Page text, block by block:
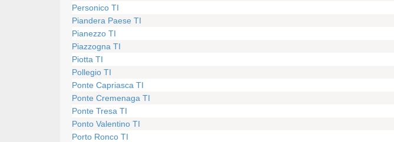
Personico TI
Piandera Paese TI
Pianezzo TI
Piazzogna TI
Piotta TI
Pollegio TI
Ponte Capriasca TI
Ponte Cremenaga TI
Ponte Tresa TI
Ponto Valentino TI
Porto Ronco TI